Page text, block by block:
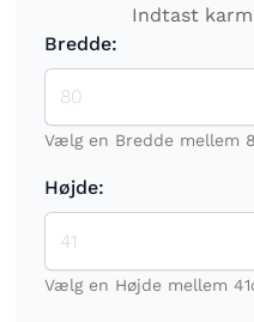
Indtast
Bredde:
Vælg en Bredde mellem
Højde:
Vælg en Højde mellem